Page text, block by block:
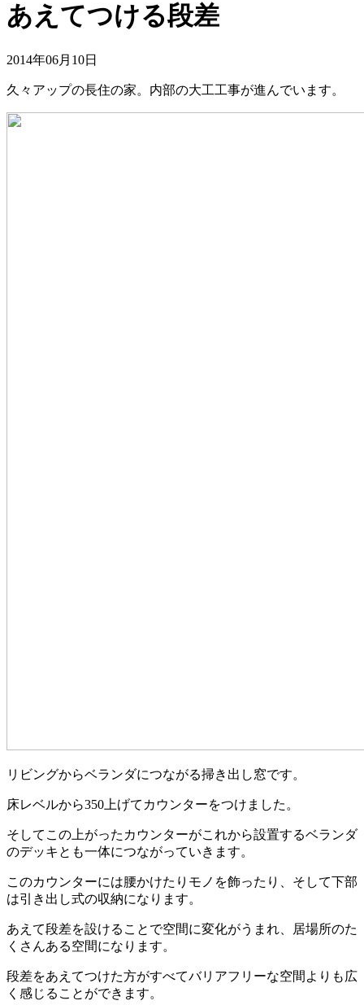
あえてつける段差
2014年06月10日
久々アップの長住の家。内部の大工工事が進んでいます。
リビングからベランダにつながる掃き出し窓です。
床レベルから350上げてカウンターをつけました。
そしてこの上がったカウンターがこれから設置するベランダ
のデッキとも一体につながっていきます。
このカウンターには腰かけたりモノを飾ったり、そして下部
は引き出し式の収納になります。
あえて段差を設けることで空間に変化がうまれ、居場所のた
くさんある空間になります。
段差をあえてつけた方がすべてバリアフリーな空間よりも広
く感じることができます。